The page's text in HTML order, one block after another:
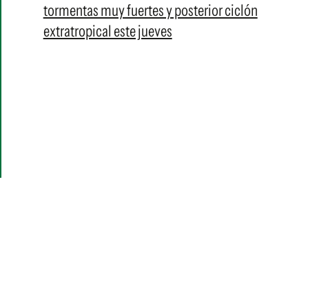
tormentas muy fuertes y posterior ciclón
extratropical este jueves